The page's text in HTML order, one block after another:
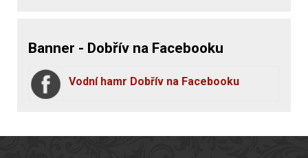
Banner - Dobřív na Facebooku
Vodní hamr Dobřív na Facebooku